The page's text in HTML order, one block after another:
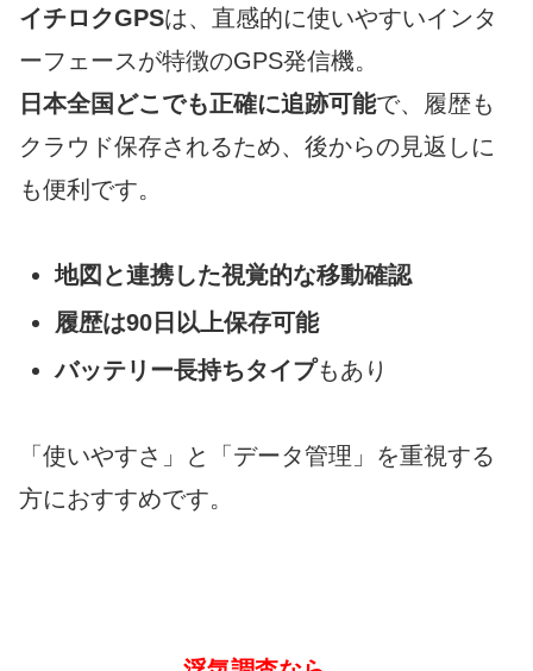
イチロクGPSは、直感的に使いやすいインタ
ーフェースが特徴のGPS発信機。
日本全国どこでも正確に追跡可能で、履歴も
クラウド保存されるため、後からの見返しに
も便利です。
地図と連携した視覚的な移動確認
履歴は90日以上保存可能
バッテリー長持ちタイプもあり
「使いやすさ」と「データ管理」を重視する
方におすすめです。